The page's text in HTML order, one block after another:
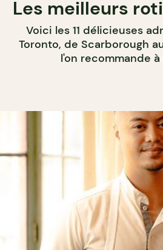
Les meilleurs
Voici les 11 délicieuses
Toronto, de Scarborough
l'on recommande à